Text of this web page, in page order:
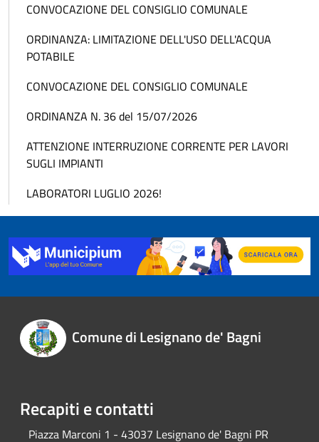
CONVOCAZIONE DEL CONSIGLIO COMUNALE
ORDINANZA: LIMITAZIONE DELL'USO DELL'ACQUA
POTABILE
CONVOCAZIONE DEL CONSIGLIO COMUNALE
ORDINANZA N. 36 del 15/07/2026
ATTENZIONE INTERRUZIONE CORRENTE PER LAVORI
SUGLI IMPIANTI
LABORATORI LUGLIO 2026!
Comune di Lesignano de' Bagni
Recapiti e contatti
Piazza Marconi 1 - 43037 Lesignano de' Bagni PR